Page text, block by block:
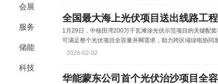
会展
服务
储能
科技
化为热能，再借助储热系统实现
用“单塔单机”模式，即
全国最大海上光伏项目送出线路工
1月29日，中核田湾200万千瓦滩涂光伏示范项目的关键
可满足整个光伏项目全容量并网需求，助力跨区域绿电
建设，线路全长19.45千米，新建铁塔64基，将直接保障示
2026-02-02
华能蒙东公司首个光伏治沙项目全